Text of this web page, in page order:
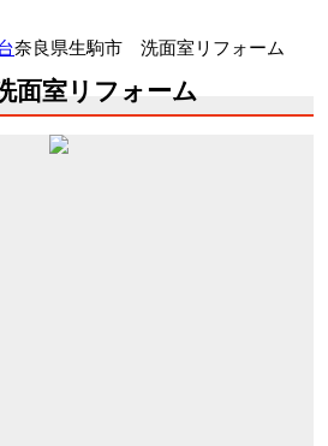
奈良県生駒市 洗面室リフォーム
面室リフォーム